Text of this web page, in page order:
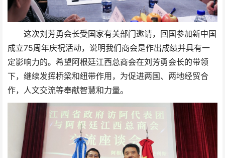
这次刘芳勇会长受国家有关部门邀请，回国参加新中国
成立75周年庆祝活动，说明我们商会是作出成绩并具有一
定影响力的。希望阿根廷江西总商会在刘芳勇会长的带领
下，继续发挥桥梁和纽带作用，为促进两国、两地经贸合
作，人文交流等奉献智慧和力量。